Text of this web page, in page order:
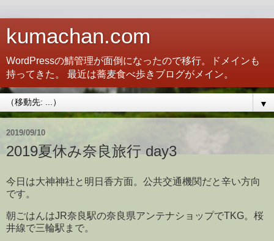
kumachan.com
WordPressの鯖管理が面倒になったので移行。ドメインも
持ってきた。 最近は蕎麦食べ歩きブログがメイン。
▼
2019/09/10
2019夏休み奈良旅行 day3
今日は大神神社と明日香方面。公共交通機関だと辛い方向
です。
朝ごはんはJR奈良駅の奈良県アンテナショップでTKG。桜
井線で三輪駅まで。